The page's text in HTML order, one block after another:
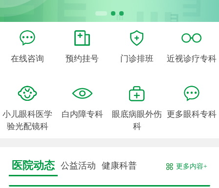
在线咨询 预约挂号 门诊排班 近视诊疗专科
小儿眼科医学
验光配镜科
白内障专科
眼底病眼外伤
科
更多眼科专科
医院动态 公益活动 健康科普 更多内容+